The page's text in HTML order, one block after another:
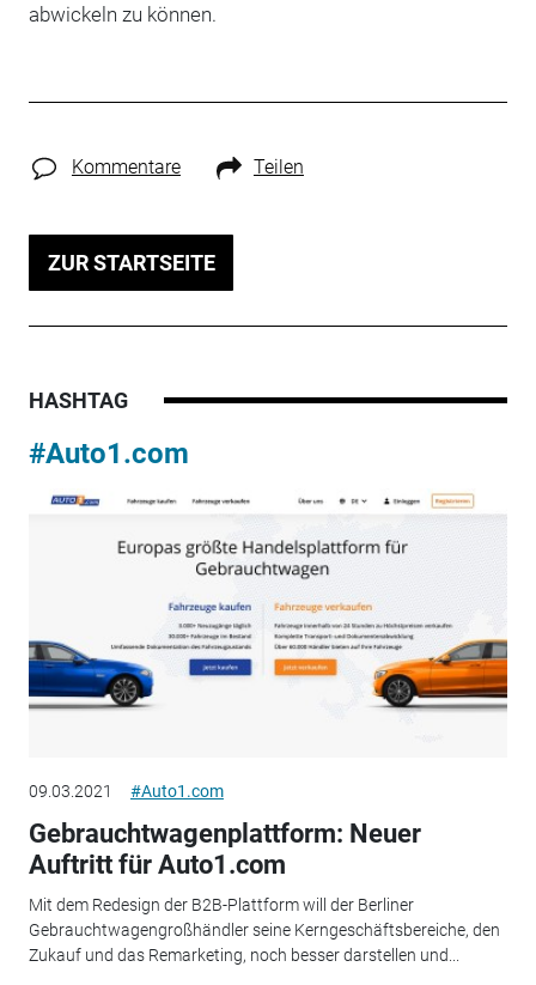
abwickeln zu können.
Kommentare Teilen
ZUR STARTSEITE
HASHTAG
#Auto1.com
09.03.2021 #Auto1.com
Gebrauchtwagenplattform: Neuer
Auftritt für Auto1.com
Mit dem Redesign der B2B-Plattform will der Berliner
Gebrauchtwagengroßhändler seine Kerngeschäftsbereiche, den
Zukauf und das Remarketing, noch besser darstellen und...